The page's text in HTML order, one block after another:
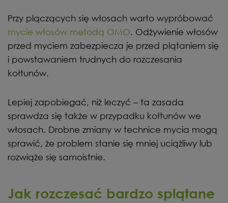
Przy plączących się włosach warto wypróbować
mycie włosów metodą OMO. Odżywienie włosów
przed myciem zabezpiecza je przed plątaniem się
i powstawaniem trudnych do rozczesania
kołtunów.
Lepiej zapobiegać, niż leczyć – ta zasada
sprawdza się także w przypadku kołtunów we
włosach. Drobne zmiany w technice mycia mogą
sprawić, że problem stanie się mniej uciążliwy lub
rozwiąże się samoistnie.
Jak rozczesać bardzo splątane